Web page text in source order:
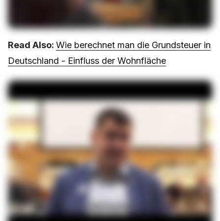
Read Also: Wie berechnet man die Grundsteuer in
Deutschland - Einfluss der Wohnfläche